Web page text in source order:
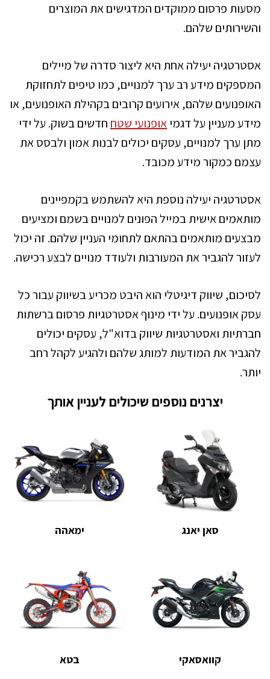
מסעות פרסום ממוקדים המדגישים את המוצרים
והשירותים שלהם.
אסטרטגיה יעילה אחת היא ליצור סדרה של מיילים
המספקים מידע רב ערך למנויים, כמו טיפים לתחזוקת
האופנועים שלהם, אירועים קרובים בקהילת האופנועים, או
מידע מעניין על דגמיאופנועי שטח חדשים בשוק. על ידי
מתן ערך למנויים, עסקים יכולים לבנות אמון ולבסס את
עצמם כמקור מידע מכובד.
אסטרטגיה יעילה נוספת היא להשתמש בקמפיינים
מותאמים אישית במייל הפונים למנויים בשמם ומציעים
מבצעים מותאמים בהתאם לתחומי העניין שלהם. זה יכול
לעזור להגביר את המעורבות ולעודד מנויים לבצע רכישה.
לסיכום, שיווק דיגיטלי הוא היבט מכריע בשיווק עבור כל
עסק אופנועים. על ידי מינוף אסטרטגיות פרסום ברשתות
חברתיות ואסטרטגיות שיווק בדוא"ל, עסקים יכולים
להגביר את המודעות למותג שלהם ולהגיע לקהל רחב
יותר.
יצרנים נוספים שיכולים לעניין אותך
סאן יאנג ימאהה
קוואסאקי בטא